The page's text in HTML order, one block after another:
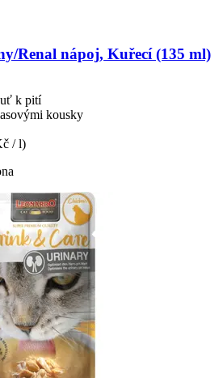
Renal nápoj, Kuřecí (135 ml)
k pití
kousky
/ l)